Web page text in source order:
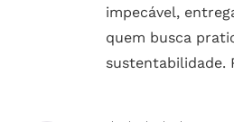
impecável,
quem busca
sustentabilidade.